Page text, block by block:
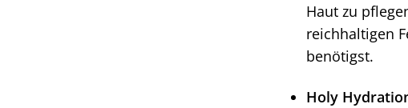
Haut zu
reichhaltigen
benötigst.
Holy